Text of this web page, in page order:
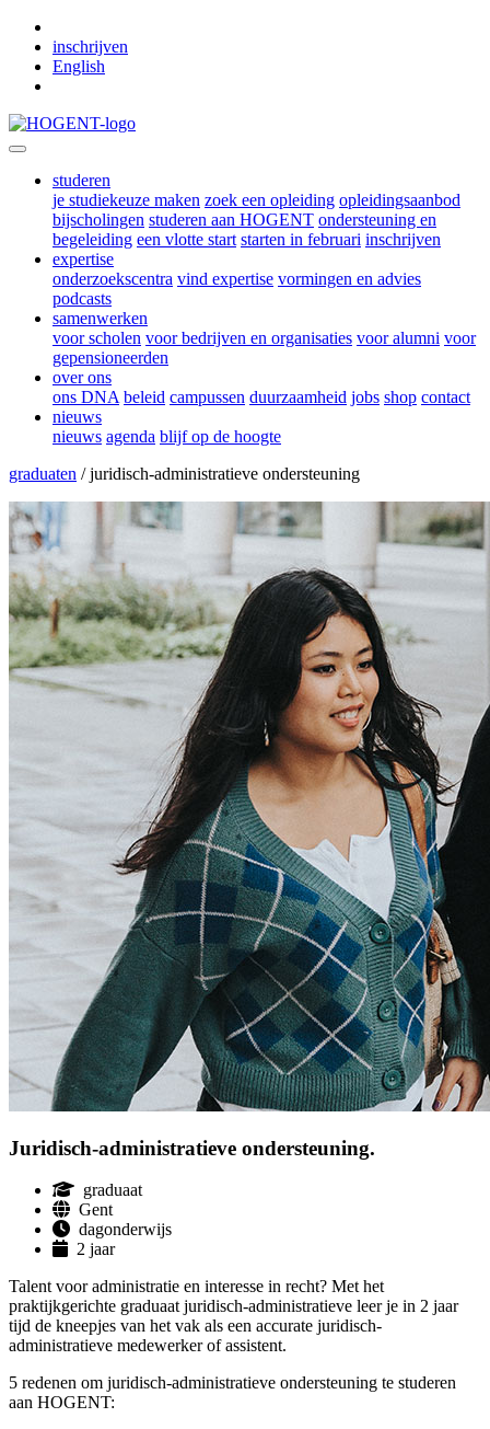
inschrijven
English
studeren
je studiekeuze maken zoek een opleiding opleidingsaanbod
bijscholingen studeren aan HOGENT ondersteuning en
begeleiding een vlotte start starten in februari inschrijven
expertise
onderzoekscentra vind expertise vormingen en advies
podcasts
samenwerken
voor scholen voor bedrijven en organisaties voor alumni voor
gepensioneerden
over ons
ons DNA beleid campussen duurzaamheid jobs shop contact
nieuws
nieuws agenda blijf op de hoogte
graduaten / juridisch-administratieve ondersteuning
Juridisch-administratieve ondersteuning.
graduaat
Gent
dagonderwijs
2 jaar
Talent voor administratie en interesse in recht? Met het
praktijkgerichte graduaat juridisch-administratieve leer je in 2 jaar
tijd de kneepjes van het vak als een accurate juridisch-
administratieve medewerker of assistent.
5 redenen om juridisch-administratieve ondersteuning te studeren
aan HOGENT: